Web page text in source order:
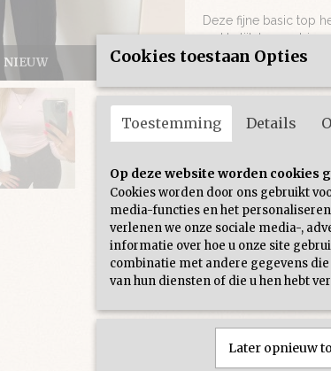
NIEUW
Deze fijne basic top
makkelijk te
Cookies toestaan Opties
Toestemming Details
Op deze website worden cookies
Cookies worden door ons gebruikt
media-functies en het
verlenen we onze sociale media-,
informatie over hoe u onze site
combinatie met andere gegevens
van hun diensten of die u hen hebt
Later opnieuw